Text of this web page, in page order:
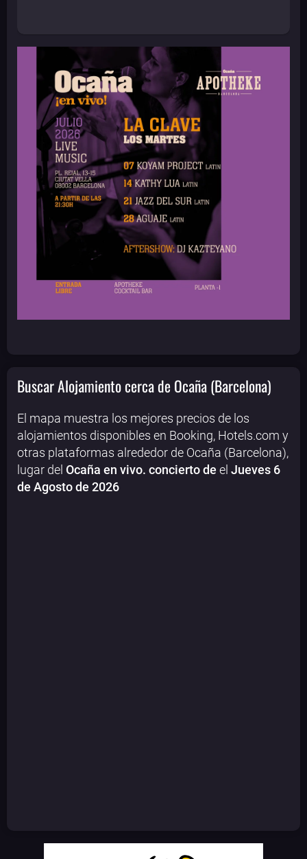
Buscar Alojamiento cerca de Ocaña (Barcelona)
El mapa muestra los mejores precios de los
alojamientos disponibles en Booking, Hotels.com y
otras plataformas alrededor de Ocaña (Barcelona),
lugar del Ocaña en vivo. concierto de el Jueves 6
de Agosto de 2026